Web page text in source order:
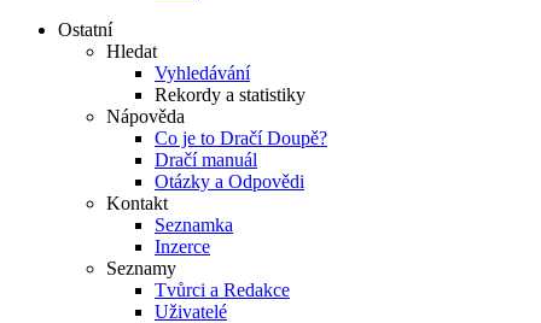
Ostatní
Hledat
Vyhledávání
Rekordy a statistiky
Nápověda
Co je to Dračí Doupě?
Dračí manuál
Otázky a Odpovědi
Kontakt
Seznamka
Inzerce
Seznamy
Tvůrci a Redakce
Uživatelé